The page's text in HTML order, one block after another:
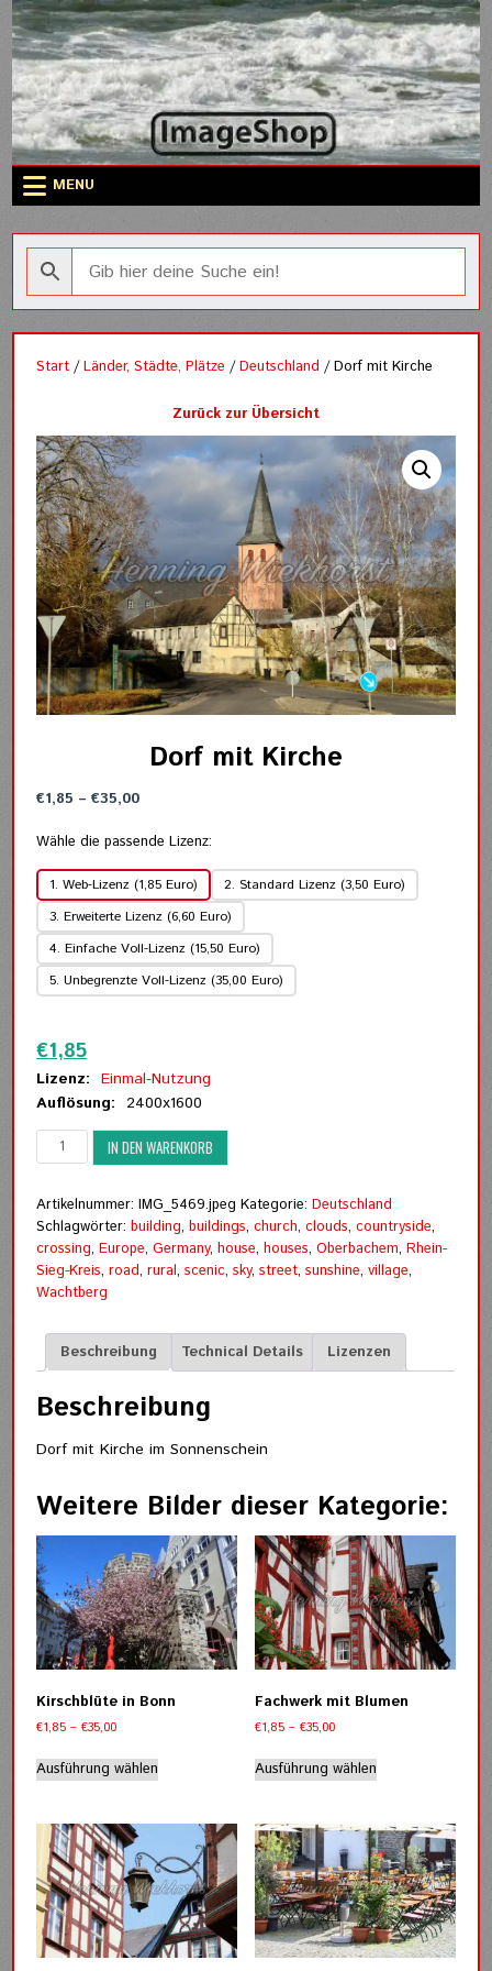
Skip
to
content
MENU
Start /Länder, Städte, Plätze /Deutschland / Dorf mit Kirche
Zurück zur Übersicht
Dorf mit Kirche
€1,85 –€35,00Preisspanne:
bis
€35,00
Wähle die passende Lizenz:
1. Web-Lizenz (1,85 Euro)
2. Standard Lizenz (3,50 Euro)
3. Erweiterte Lizenz (6,60 Euro)
4. Einfache Voll-Lizenz (15,50 Euro)
5. Unbegrenzte Voll-Lizenz (35,00 Euro)
€1,85
Lizenz: Einmal-Nutzung
Auflösung: 2400x1600
Dorf
mit
Menge
IN DEN WARENKORB
Artikelnummer:IMG_5469.jpeg Kategorie:Deutschland
Schlagwörter:building,buildings,church,clouds,countryside,
crossing,Europe,Germany,house,houses,Oberbachem,Rhein-
Sieg-Kreis,road,rural,scenic,sky,street,sunshine,village,
Wachtberg
Beschreibung Technical Details Lizenzen
Beschreibung
Dorf mit Kirche im Sonnenschein
Weitere Bilder dieser Kategorie:
Kirschblüte in Bonn
€1,85 –€35,00Preisspanne:
bis
€35,00
Ausführung wählen
mehrere
Varianten
auf.
Die
Optionen
können
auf
Fachwerk mit Blumen
€1,85 – €35,00Preisspanne:
bis
€35,00
Ausführung wählenProdukt
Varianten
auf.
Die
Optionen
können
auf